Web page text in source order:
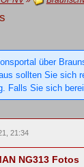
über
sollten Sie
Falls Sie sich
21:34
NG313 Fotos